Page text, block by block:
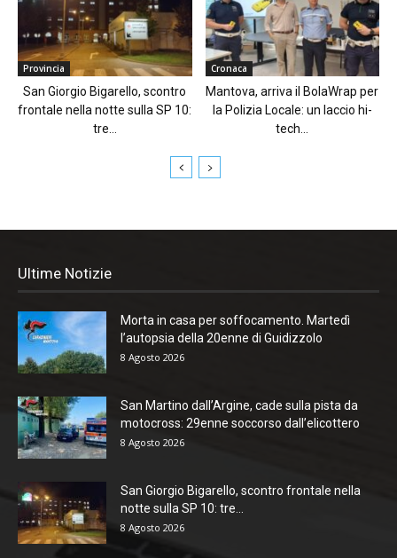
Provincia
San Giorgio Bigarello, scontro
frontale nella notte sulla SP 10:
tre...
Cronaca
Mantova, arriva il BolaWrap per
la Polizia Locale: un laccio hi-
tech...
Ultime Notizie
Morta in casa per soffocamento. Martedì
l’autopsia della 20enne di Guidizzolo
8 Agosto 2026
San Martino dall’Argine, cade sulla pista da
motocross: 29enne soccorso dall’elicottero
8 Agosto 2026
San Giorgio Bigarello, scontro frontale nella
notte sulla SP 10: tre...
8 Agosto 2026